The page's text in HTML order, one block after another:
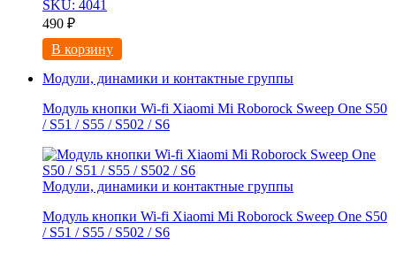
SKU: 4041
490 ₽
В корзину
Модули, динамики и контактные группы
Модуль кнопки Wi-fi Xiaomi Mi Roborock Sweep One S50
/ S51 / S55 / S502 / S6
Модули, динамики и контактные группы
Модуль кнопки Wi-fi Xiaomi Mi Roborock Sweep One S50
/ S51 / S55 / S502 / S6